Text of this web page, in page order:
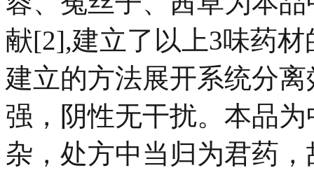
献[2],建立了以上3味药
建立的方法展开系统分
强，阴性无干扰。本品
杂，处方中当归为君药